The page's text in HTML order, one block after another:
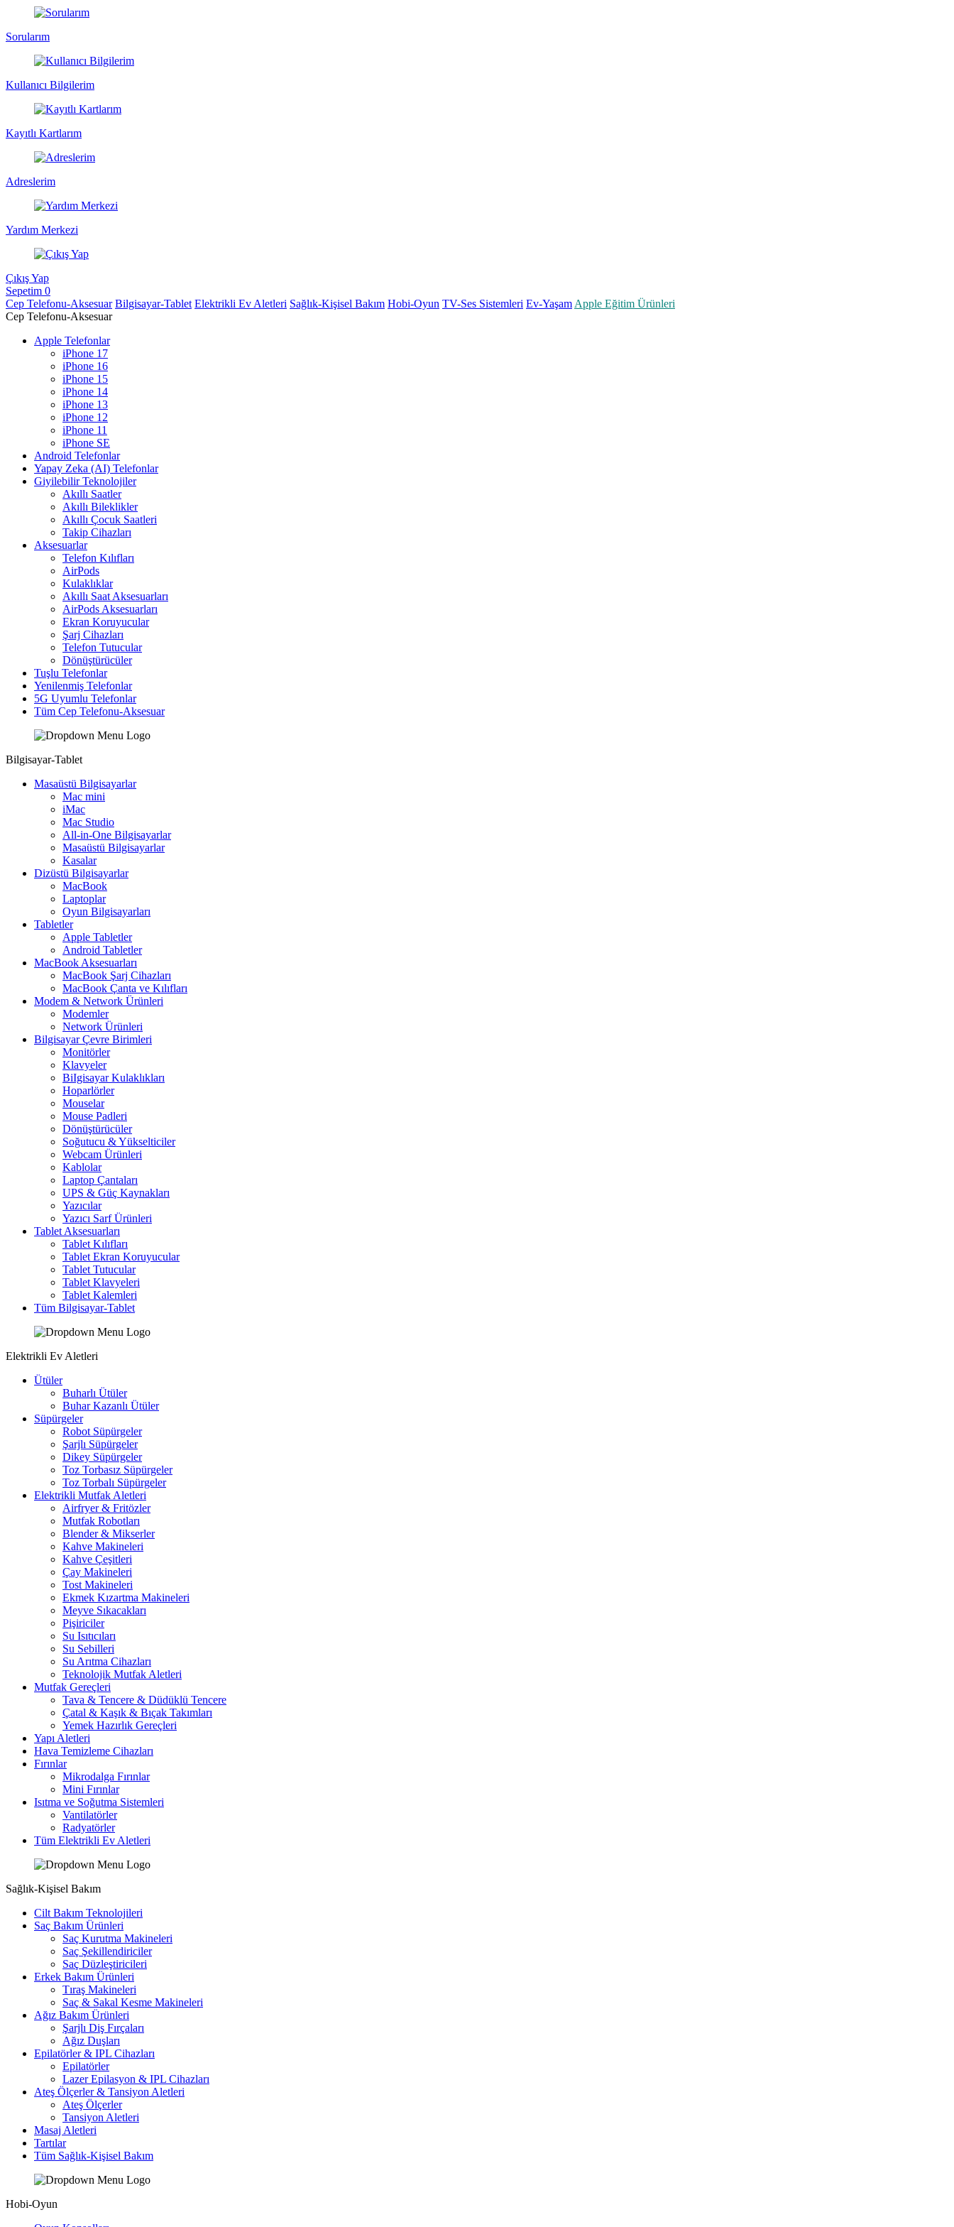
Sorularım
Kullanıcı Bilgilerim
Kayıtlı Kartlarım
Adreslerim
Yardım Merkezi
Çıkış Yap
Sepetim 0
Cep Telefonu-Aksesuar Bilgisayar-Tablet Elektrikli Ev Aletleri Sağlık-Kişisel Bakım Hobi-Oyun TV-Ses Sistemleri Ev-Yaşam Apple Eğitim Ürünleri
Cep Telefonu-Aksesuar
Apple Telefonlar
iPhone 17
iPhone 16
iPhone 15
iPhone 14
iPhone 13
iPhone 12
iPhone 11
iPhone SE
Android Telefonlar
Yapay Zeka (AI) Telefonlar
Giyilebilir Teknolojiler
Akıllı Saatler
Akıllı Bileklikler
Akıllı Çocuk Saatleri
Takip Cihazları
Aksesuarlar
Telefon Kılıfları
AirPods
Kulaklıklar
Akıllı Saat Aksesuarları
AirPods Aksesuarları
Ekran Koruyucular
Şarj Cihazları
Telefon Tutucular
Dönüştürücüler
Tuşlu Telefonlar
Yenilenmiş Telefonlar
5G Uyumlu Telefonlar
Tüm Cep Telefonu-Aksesuar
Bilgisayar-Tablet
Masaüstü Bilgisayarlar
Mac mini
iMac
Mac Studio
All-in-One Bilgisayarlar
Masaüstü Bilgisayarlar
Kasalar
Dizüstü Bilgisayarlar
MacBook
Laptoplar
Oyun Bilgisayarları
Tabletler
Apple Tabletler
Android Tabletler
MacBook Aksesuarları
MacBook Şarj Cihazları
MacBook Çanta ve Kılıfları
Modem & Network Ürünleri
Modemler
Network Ürünleri
Bilgisayar Çevre Birimleri
Monitörler
Klavyeler
BiIgisayar Kulaklıkları
Hoparlörler
Mouselar
Mouse Padleri
Dönüştürücüler
Soğutucu & Yükselticiler
Webcam Ürünleri
Kablolar
Laptop Çantaları
UPS & Güç Kaynakları
Yazıcılar
Yazıcı Sarf Ürünleri
Tablet Aksesuarları
Tablet Kılıfları
Tablet Ekran Koruyucular
Tablet Tutucular
Tablet Klavyeleri
Tablet Kalemleri
Tüm Bilgisayar-Tablet
Elektrikli Ev Aletleri
Ütüler
Buharlı Ütüler
Buhar Kazanlı Ütüler
Süpürgeler
Robot Süpürgeler
Şarjlı Süpürgeler
Dikey Süpürgeler
Toz Torbasız Süpürgeler
Toz Torbalı Süpürgeler
Elektrikli Mutfak Aletleri
Airfryer & Fritözler
Mutfak Robotları
Blender & Mikserler
Kahve Makineleri
Kahve Çeşitleri
Çay Makineleri
Tost Makineleri
Ekmek Kızartma Makineleri
Meyve Sıkacakları
Pişiriciler
Su Isıtıcıları
Su Sebilleri
Su Arıtma Cihazları
Teknolojik Mutfak Aletleri
Mutfak Gereçleri
Tava & Tencere & Düdüklü Tencere
Çatal & Kaşık & Bıçak Takımları
Yemek Hazırlık Gereçleri
Yapı Aletleri
Hava Temizleme Cihazları
Fırınlar
Mikrodalga Fırınlar
Mini Fırınlar
Isıtma ve Soğutma Sistemleri
Vantilatörler
Radyatörler
Tüm Elektrikli Ev Aletleri
Sağlık-Kişisel Bakım
Cilt Bakım Teknolojileri
Saç Bakım Ürünleri
Saç Kurutma Makineleri
Saç Şekillendiriciler
Saç Düzleştiricileri
Erkek Bakım Ürünleri
Tıraş Makineleri
Saç & Sakal Kesme Makineleri
Ağız Bakım Ürünleri
Şarjlı Diş Fırçaları
Ağız Duşları
Epilatörler & IPL Cihazları
Epilatörler
Lazer Epilasyon & IPL Cihazları
Ateş Ölçerler & Tansiyon Aletleri
Ateş Ölçerler
Tansiyon Aletleri
Masaj Aletleri
Tartılar
Tüm Sağlık-Kişisel Bakım
Hobi-Oyun